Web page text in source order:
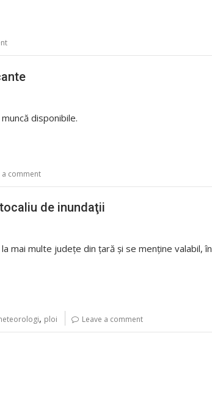
disponibile.
a comment
de inundaţii
mai multe judeţe din ţară şi se menţine valabil, în
, ploi Leave a comment